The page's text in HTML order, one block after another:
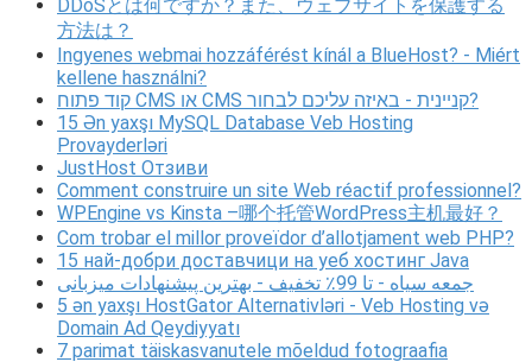
DDoSとは何ですか？また、ウェブサイトを保護する
方法は？
Ingyenes webmai hozzáférést kínál a BlueHost? - Miért
kellene használni?
קוד פתוח CMS או CMS קניינית - באיזה עליכם לבחור?
15 Ən yaxşı MySQL Database Veb Hosting
Provayderləri
JustHost Отзиви
Comment construire un site Web réactif professionnel?
WPEngine vs Kinsta –哪个托管WordPress主机最好？
Com trobar el millor proveïdor d’allotjament web PHP?
15 най-добри доставчици на уеб хостинг Java
جمعه سیاه - تا 99٪ تخفیف - بهترین پیشنهادات میزبانی
5 ən yaxşı HostGator Alternativləri - Veb Hosting və
Domain Ad Qeydiyyatı
7 parimat täiskasvanutele mõeldud fotograafia